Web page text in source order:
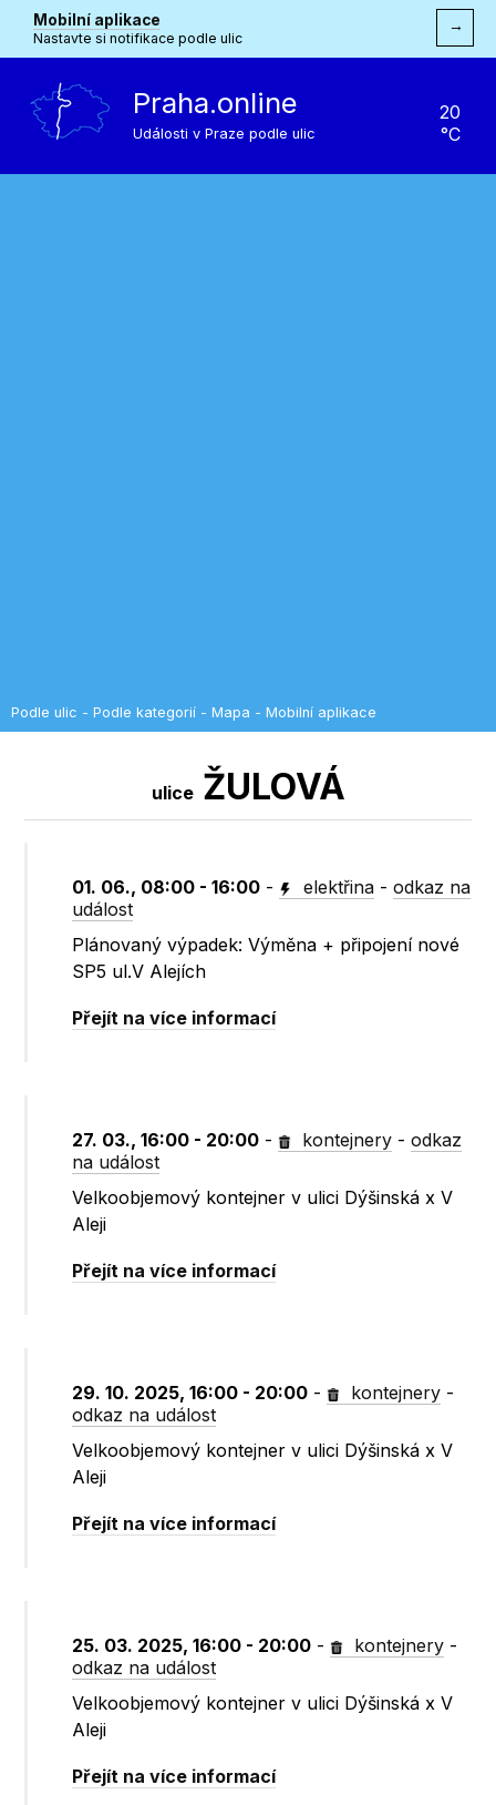
Mobilní aplikace
Nastavte si notifikace podle ulic
→
Praha.online
Události v Praze podle ulic
20
°C
Podle ulic - Podle kategorií - Mapa - Mobilní aplikace
uliceŽULOVÁ
01. 06., 08:00 - 16:00 - elektřina -odkaz na
událost
Plánovaný výpadek: Výměna + připojení nové
SP5 ul.V Alejích
Přejít na více informací
27. 03., 16:00 - 20:00 - kontejnery -odkaz
na událost
Velkoobjemový kontejner v ulici Dýšinská x V
Aleji
Přejít na více informací
29. 10. 2025, 16:00 - 20:00 - kontejnery -
odkaz na událost
Velkoobjemový kontejner v ulici Dýšinská x V
Aleji
Přejít na více informací
25. 03. 2025, 16:00 - 20:00 - kontejnery -
odkaz na událost
Velkoobjemový kontejner v ulici Dýšinská x V
Aleji
Přejít na více informací